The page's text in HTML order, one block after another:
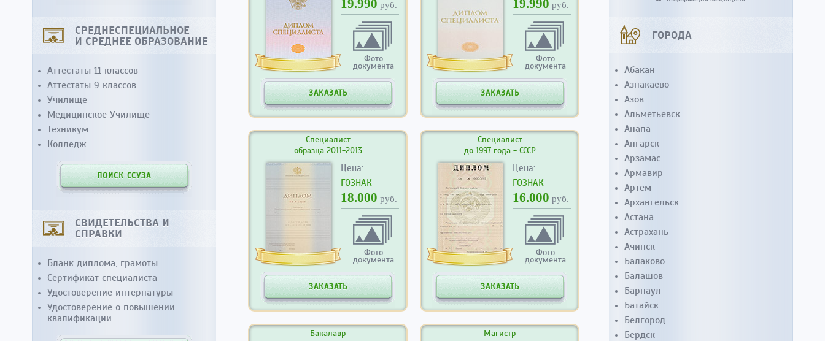
19.990 руб.
Фото
документа
ЗАКАЗАТЬ
19.990 руб.
Фото
документа
ЗАКАЗАТЬ
Специалист
образца 2011-2013
Цена:
ГОЗНАК
18.000 руб.
Фото
документа
ЗАКАЗАТЬ
Специалист
до 1997 года - СССР
Цена:
ГОЗНАК
16.000 руб.
Фото
документа
ЗАКАЗАТЬ
Бакалавр
Магистр
СРЕДНЕСПЕЦИАЛЬНОЕ
И СРЕДНЕЕ ОБРАЗОВАНИЕ
Аттестаты 11 классов
Аттестаты 9 классов
Училище
Медицинское Училище
Техникум
Колледж
ПОИСК ССУЗА
СВИДЕТЕЛЬСТВА И
СПРАВКИ
Бланк диплома, грамоты
Сертификат специалиста
Удостоверение интернатуры
Удостоверение о повышении
квалификации
ГОРОДА
Абакан
Азнакаево
Азов
Альметьевск
Анапа
Ангарск
Арзамас
Армавир
Артем
Архангельск
Астана
Астрахань
Ачинск
Балаково
Балашов
Барнаул
Батайск
Белгород
Бердск